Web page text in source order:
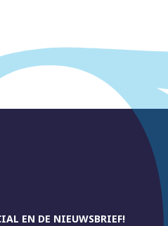
EN DE NIEUWSBRIEF!